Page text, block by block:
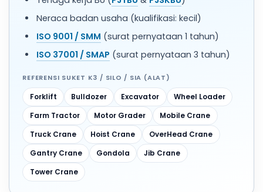
Neraca badan usaha (kualifikasi: kecil)
ISO 9001 / SMM (surat pernyataan 1 tahun)
ISO 37001 / SMAP (surat pernyataan 3 tahun)
REFERENSI SUKET K3 / SILO / SIA (ALAT)
Forklift Bulldozer Excavator
Wheel Loader
Farm Tractor
Motor Grader
Mobile Crane
Truck Crane
Hoist Crane
OverHead Crane
Gantry Crane
Gondola
Jib Crane
Tower Crane